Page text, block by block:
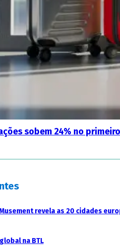
sobem 24% no
revela as 20 cidades
na BTL